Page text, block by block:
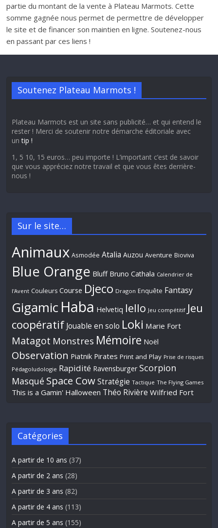
partie du montant de la vente à Plateau Marmots. Cette
somme gagnée nous permet de permettre de développer
le site et de financer son maintien en ligne. Soutenez-nous
en passant par ces liens !
Soutenez Plateau Marmots !
Plateau Marmots est un site sans publicité… et qui entend le
rester ! Merci de soutenir notre démarche éditoriale avec
untip !
1, 5 10, 15 euros… peu importe ! L’important c’est de savoir
que vous appréciez notre travail et que vous êtes derrière-
nous !
Sur le site…
Animaux Asmodée Atalia Auzou Aventure Bioviva
Blue Orange Bluff Bruno Cathala Calendrier de
l'Avent Couleurs Course Djeco Dragon Enquête Fantasy
Gigamic Haba Helvetiq Iello Jeu compétitif Jeu
coopératif Jouable en solo Loki Marie Fort
Matagot Monstres Mémoire Noël
Observation Piatnik Pirates Print and Play Prise de risques
Pédagoludologie Rapidité Ravensburger Scorpion
Masqué Space Cow Stratégie Tactique The Flying Games
This is a Gamin' Halloween Théo Rivière Wilfried Fort
Catégories
A partir de 10 ans (37)
A partir de 2 ans (28)
A partir de 3 ans (82)
A partir de 4 ans (113)
A partir de 5 ans (155)